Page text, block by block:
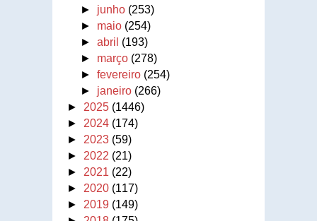
► junho (253)
► maio (254)
►abril (193)
► março (278)
►fevereiro (254)
► janeiro (266)
► 2025 (1446)
► 2024 (174)
► 2023 (59)
► 2022 (21)
► 2021 (22)
► 2020 (117)
► 2019 (149)